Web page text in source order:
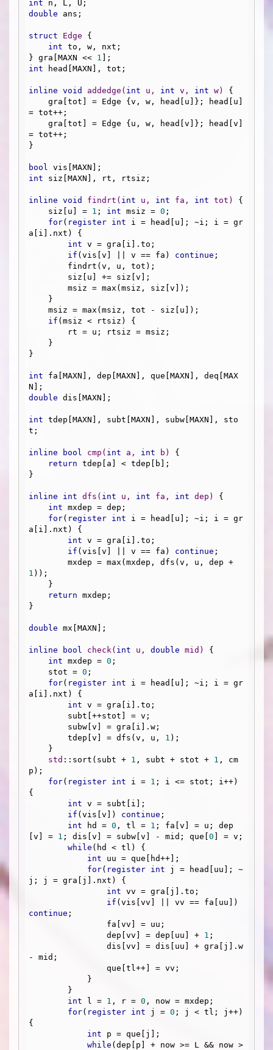
int
double ans;
struct Edge {
int to, w, nxt;
} gra[MAXN << 1
int head[MAXN], tot;
inline void addedge ( int u, int v, int w)
{
= tot++;
= tot++;
}
bool
int siz[MAXN], rt, rtsiz;
inline void findrt ( int u, int fa, int tot)
{
    siz[u] =
1 ; int msiz = 0 ;
for( register int i = head[u]; ~i; i = gr
a[i].nxt) {
int v = gra[i].to;
if (vis[v] || v == fa) continue ;
if (msiz < rtsiz) {
}
int fa[MAXN], dep[MAXN], que[MAXN], deq[MAX
double dis[MAXN];
int tdep[MAXN], subt[MAXN], subw[MAXN], sto
t;
inline bool cmp ( int a, int b)
{
return tdep[a] < tdep[b];
}
inline int dfs ( int u, int fa, int dep)
{
int mxdep = dep;
for( register int i = head[u]; ~i; i = gr
a[i].nxt) {
int v = gra[i].to;
if (vis[v] || v == fa) continue ;
1 ));
return mxdep;
}
double mx[MAXN];
inline bool check ( int u, double mid)
{
int mxdep = 0 ;
    stot =
0 ;
for( register int i = head[u]; ~i; i = gr
a[i].nxt) {
int v = gra[i].to;
        tdep[v] = dfs(v, u,
1 );
std ::sort(subt + 1 , subt + stot + 1 , cm
p);
for( register int i = 1 ; i <= stot; i++)
{
int v = subt[i];
if (vis[v]) continue ;
int hd = 0 , tl = 1 ; fa[v] = u; dep
[v] = 1 ; dis[v] = subw[v] - mid; que[0 ] = v;
while (hd < tl) {
int uu = que[hd++];
for( register int j = head[uu]; ~
j; j = gra[j].nxt) {
int vv = gra[j].to;
if
continue ;
                dep[vv] = dep[uu] +
1 ;
- mid;
int l = 1 , r = 0 , now = mxdep;
for( register int j = 0 ; j < tl; j++)
{
int p = que[j];
while (dep[p] + now >= L && now >